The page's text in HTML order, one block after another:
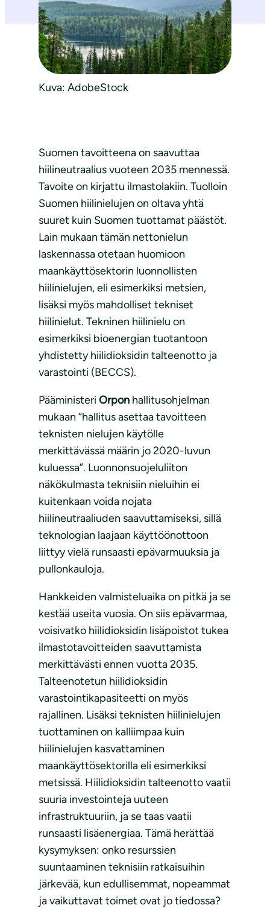
Kuva: AdobeStock
Suomen tavoitteena on saavuttaa
hiilineutraalius vuoteen 2035 mennessä.
Tavoite on kirjattu ilmastolakiin. Tuolloin
Suomen hiilinielujen on oltava yhtä
suuret kuin Suomen tuottamat päästöt.
Lain mukaan tämän nettonielun
laskennassa otetaan huomioon
maankäyttösektorin luonnollisten
hiilinielujen, eli esimerkiksi metsien,
lisäksi myös mahdolliset tekniset
hiilinielut. Tekninen hiilinielu on
esimerkiksi bioenergian tuotantoon
yhdistetty hiilidioksidin talteenotto ja
varastointi (BECCS).
Pääministeri Orpon hallitusohjelman
mukaan “hallitus asettaa tavoitteen
teknisten nielujen käytölle
merkittävässä määrin jo 2020-luvun
kuluessa”. Luonnonsuojeluliiton
näkökulmasta teknisiin nieluihin ei
kuitenkaan voida nojata
hiilineutraaliuden saavuttamiseksi, sillä
teknologian laajaan käyttöönottoon
liittyy vielä runsaasti epävarmuuksia ja
pullonkauloja.
Hankkeiden valmisteluaika on pitkä ja se
kestää useita vuosia. On siis epävarmaa,
voisivatko hiilidioksidin lisäpoistot tukea
ilmastotavoitteiden saavuttamista
merkittävästi ennen vuotta 2035.
Talteenotetun hiilidioksidin
varastointikapasiteetti on myös
rajallinen. Lisäksi teknisten hiilinielujen
tuottaminen on kalliimpaa kuin
hiilinielujen kasvattaminen
maankäyttösektorilla eli esimerkiksi
metsissä. Hiilidioksidin talteenotto vaatii
suuria investointeja uuteen
infrastruktuuriin, ja se taas vaatii
runsaasti lisäenergiaa. Tämä herättää
kysymyksen: onko resurssien
suuntaaminen teknisiin ratkaisuihin
järkevää, kun edullisemmat, nopeammat
ja vaikuttavat toimet ovat jo tiedossa?